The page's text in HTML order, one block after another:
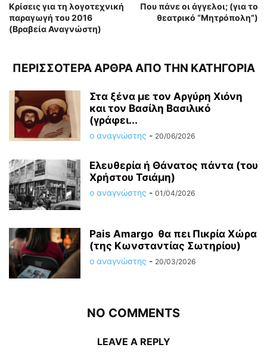
Κρίσεις για τη λογοτεχνική
παραγωγή του 2016
(Βραβεία Αναγνώστη)
Που πάνε οι άγγελοι; (για το
θεατρικό “Μητρόπολη”)
ΠΕΡΙΣΣΟΤΕΡΑ ΑΡΘΡΑ ΑΠΟ ΤΗΝ ΚΑΤΗΓΟΡΙΑ
Στα ξένα με τον Αργύρη Χιόνη
και τον Βασίλη Βασιλικό
(γράφει...
ο αναγνώστης - 20/06/2026
Ελευθερία ή Θάνατος πάντα (του
Χρήστου Τσιάμη)
ο αναγνώστης - 01/04/2026
Pais Amargo θα πει Πικρία Χώρα
(της Κωνσταντίας Σωτηρίου)
ο αναγνώστης - 20/03/2026
NO COMMENTS
LEAVE A REPLY